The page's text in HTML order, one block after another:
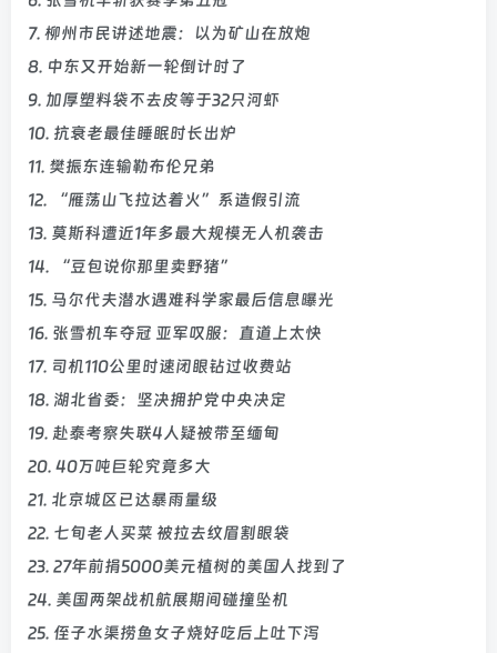
7. 柳州市民讲述地震：以为矿山在放炮
8. 中东又开始新一轮倒计时了
9. 加厚塑料袋不去皮等于32只河虾
10. 抗衰老最佳睡眠时长出炉
11. 樊振东连输勒布伦兄弟
12. “雁荡山飞拉达着火”系造假引流
13. 莫斯科遭近1年多最大规模无人机袭击
14. “豆包说你那里卖野猪”
15. 马尔代夫潜水遇难科学家最后信息曝光
16. 张雪机车夺冠 亚军叹服：直道上太快
17. 司机110公里时速闭眼钻过收费站
18. 湖北省委：坚决拥护党中央决定
19. 赴泰考察失联4人疑被带至缅甸
20. 40万吨巨轮究竟多大
21. 北京城区已达暴雨量级
22. 七旬老人买菜 被拉去纹眉割眼袋
23. 27年前捐5000美元植树的美国人找到了
24. 美国两架战机航展期间碰撞坠机
25. 侄子水渠捞鱼女子烧好吃后上吐下泻